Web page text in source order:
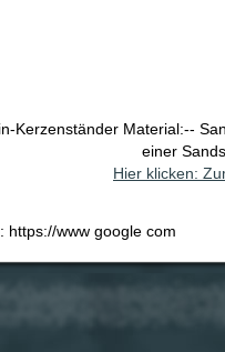
Kerzenständer Material:--
einer
Hier klicken:
https://www google com